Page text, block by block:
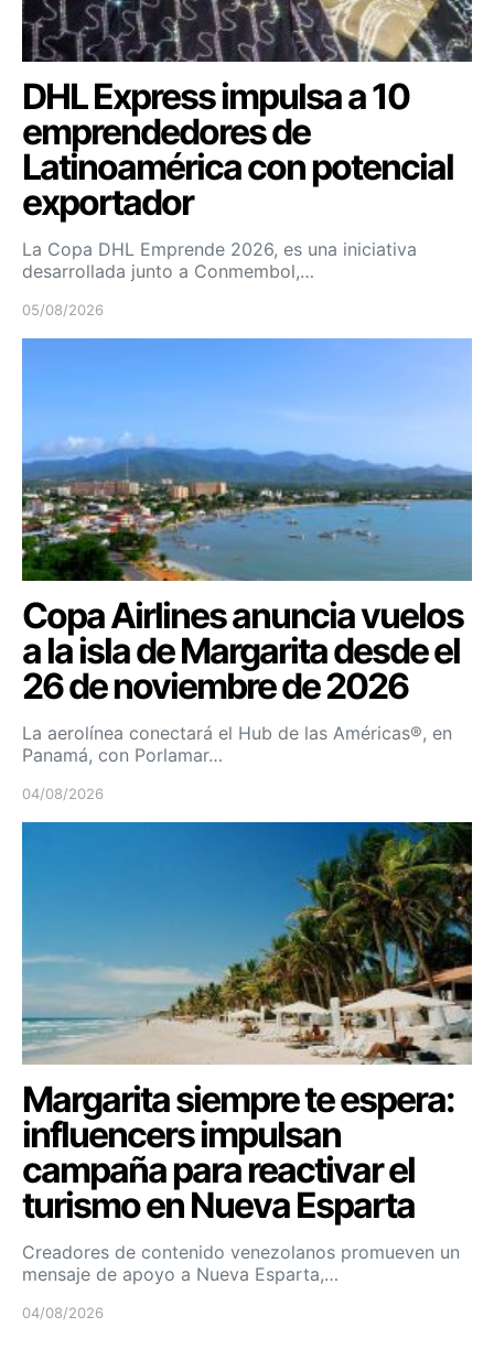
DHL Express impulsa a 10
emprendedores de
Latinoamérica con potencial
exportador
La Copa DHL Emprende 2026, es una iniciativa
desarrollada junto a Conmembol,…
05/08/2026
Copa Airlines anuncia vuelos
a la isla de Margarita desde el
26 de noviembre de 2026
La aerolínea conectará el Hub de las Américas®, en
Panamá, con Porlamar…
04/08/2026
Margarita siempre te espera:
influencers impulsan
campaña para reactivar el
turismo en Nueva Esparta
Creadores de contenido venezolanos promueven un
mensaje de apoyo a Nueva Esparta,…
04/08/2026